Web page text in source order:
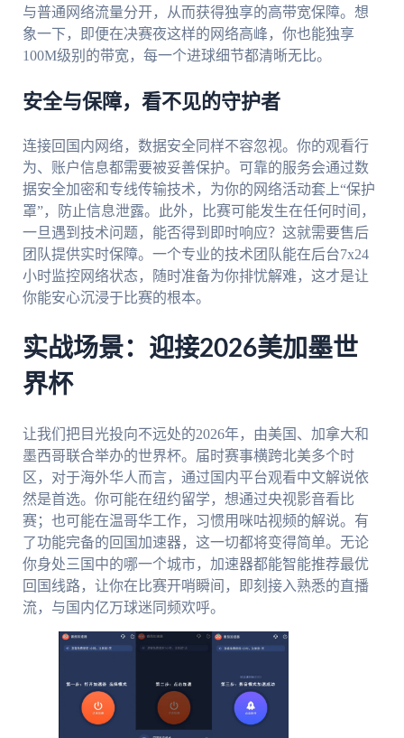
与普通网络流量分开，从而获得独享的高带宽保障。想
象一下，即便在决赛夜这样的网络高峰，你也能独享
100M级别的带宽，每一个进球细节都清晰无比。
安全与保障，看不见的守护者
连接回国内网络，数据安全同样不容忽视。你的观看行
为、账户信息都需要被妥善保护。可靠的服务会通过数
据安全加密和专线传输技术，为你的网络活动套上“保护
罩”，防止信息泄露。此外，比赛可能发生在任何时间，
一旦遇到技术问题，能否得到即时响应？这就需要售后
团队提供实时保障。一个专业的技术团队能在后台7x24
小时监控网络状态，随时准备为你排忧解难，这才是让
你能安心沉浸于比赛的根本。
实战场景：迎接2026美加墨世
界杯
让我们把目光投向不远处的2026年，由美国、加拿大和
墨西哥联合举办的世界杯。届时赛事横跨北美多个时
区，对于海外华人而言，通过国内平台观看中文解说依
然是首选。你可能在纽约留学，想通过央视影音看比
赛；也可能在温哥华工作，习惯用咪咕视频的解说。有
了功能完备的回国加速器，这一切都将变得简单。无论
你身处三国中的哪一个城市，加速器都能智能推荐最优
回国线路，让你在比赛开哨瞬间，即刻接入熟悉的直播
流，与国内亿万球迷同频欢呼。